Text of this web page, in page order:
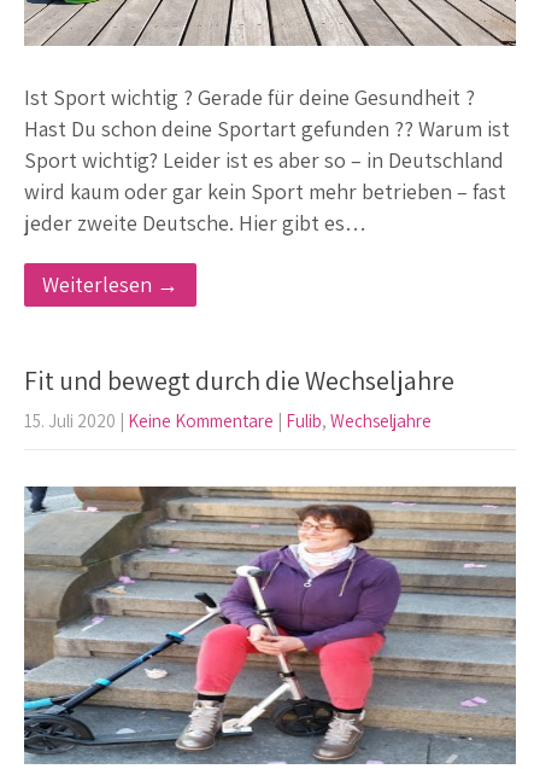
Ist Sport wichtig ? Gerade für deine Gesundheit ?
Hast Du schon deine Sportart gefunden ?? Warum ist
Sport wichtig? Leider ist es aber so – in Deutschland
wird kaum oder gar kein Sport mehr betrieben – fast
jeder zweite Deutsche. Hier gibt es…
Weiterlesen →
Fit und bewegt durch die Wechseljahre
15. Juli 2020 | Keine Kommentare | Fulib, Wechseljahre